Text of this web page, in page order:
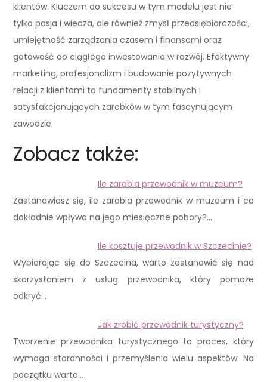
klientów. Kluczem do sukcesu w tym modelu jest nie
tylko pasja i wiedza, ale również zmysł przedsiębiorczości,
umiejętność zarządzania czasem i finansami oraz
gotowość do ciągłego inwestowania w rozwój. Efektywny
marketing, profesjonalizm i budowanie pozytywnych
relacji z klientami to fundamenty stabilnych i
satysfakcjonujących zarobków w tym fascynującym
zawodzie.
Zobacz także:
Ile zarabia przewodnik w muzeum?
Zastanawiasz się, ile zarabia przewodnik w muzeum i co
dokładnie wpływa na jego miesięczne pobory?…
Ile kosztuje przewodnik w Szczecinie?
Wybierając się do Szczecina, warto zastanowić się nad
skorzystaniem z usług przewodnika, który pomoże
odkryć…
Jak zrobić przewodnik turystyczny?
Tworzenie przewodnika turystycznego to proces, który
wymaga staranności i przemyślenia wielu aspektów. Na
początku warto…